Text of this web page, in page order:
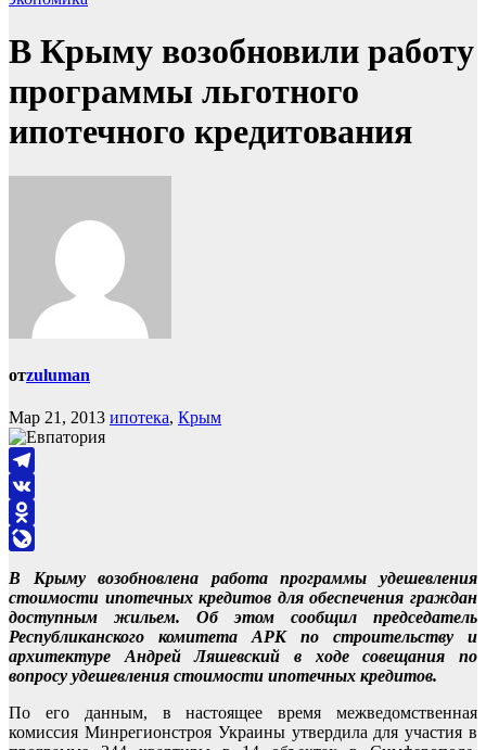
В Крыму возобновили работу
программы льготного
ипотечного кредитования
отzuluman
Мар 21, 2013 ипотека, Крым
Telegram
VK
Odnoklassniki
В Крыму возобновлена работа программы удешевления
стоимости ипотечных кредитов для обеспечения граждан
доступным жильем. Об этом сообщил председатель
Республиканского комитета АРК по строительству и
архитектуре Андрей Ляшевский в ходе совещания по
вопросу удешевления стоимости ипотечных кредитов.
По его данным, в настоящее время межведомственная
комиссия Минрегионстроя Украины утвердила для участия в